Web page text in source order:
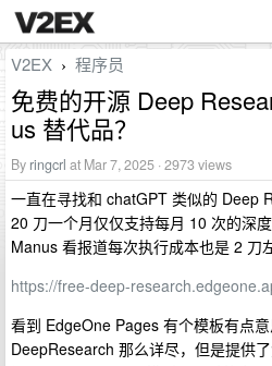
V2EX › 程序员
免费的开源 Deep
us 替代品？
By ringcrl at Mar 7, 2025 · 2973 views
一直在寻找和 chatGPT 类似的 Deep
20 刀一个月仅仅支持每月 10 次的深
Manus 看报道每次执行成本也是 2 刀
https://free-deep-
看到 EdgeOne Pages 有个模板有点
DeepResearch 那么详尽，但是提供